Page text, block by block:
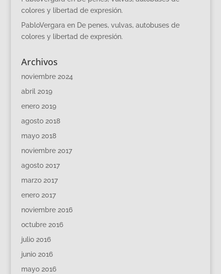
colores y libertad de expresión.
PabloVergara en De penes, vulvas, autobuses de
colores y libertad de expresión.
Archivos
noviembre 2024
abril 2019
enero 2019
agosto 2018
mayo 2018
noviembre 2017
agosto 2017
marzo 2017
enero 2017
noviembre 2016
octubre 2016
julio 2016
junio 2016
mayo 2016